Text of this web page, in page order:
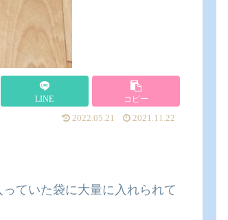
LINE コピー
2022.05.21 2021.11.22
ていた袋に大量に入れられて